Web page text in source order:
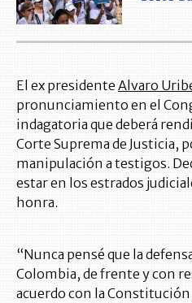
El ex presidente Alvaro
pronunciamiento en el
indagatoria que deberá
Corte Suprema de Justicia,
manipulación a testigos.
estar en los estrados
honra.
“Nunca pensé que la
Colombia, de frente y con
acuerdo con la